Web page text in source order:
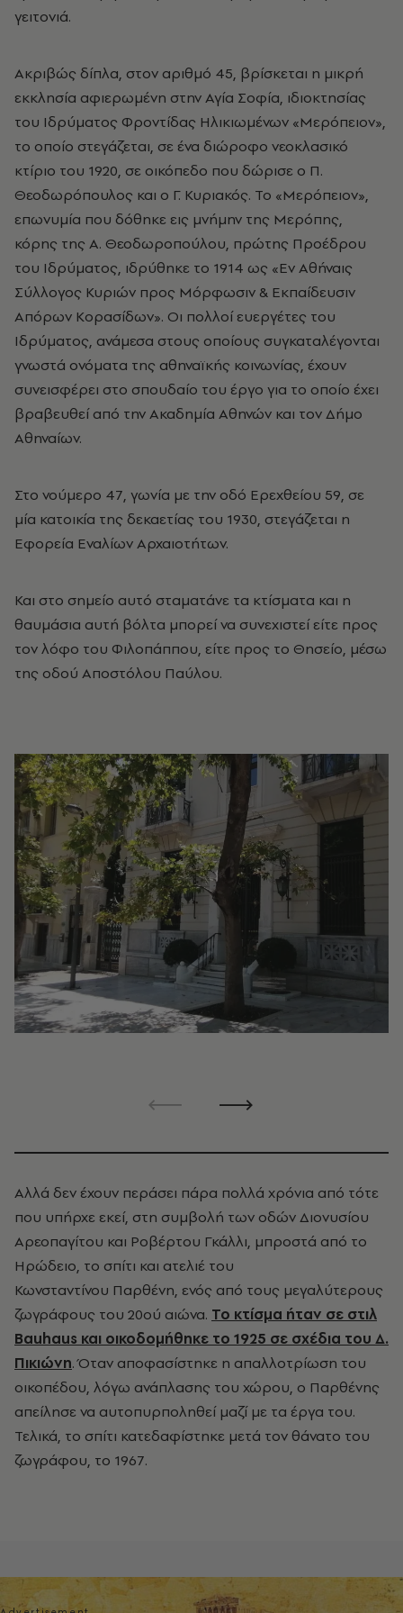
γειτονιά.
Ακριβώς δίπλα, στον αριθμό 45, βρίσκεται η μικρή
εκκλησία αφιερωμένη στην Αγία Σοφία, ιδιοκτησίας
του Ιδρύματος Φροντίδας Ηλικιωμένων «Μερόπειον»,
το οποίο στεγάζεται, σε ένα διώροφο νεοκλασικό
κτίριο του 1920, σε οικόπεδο που δώρισε ο Π.
Θεοδωρόπουλος και ο Γ. Κυριακός. Το «Μερόπειον»,
επωνυμία που δόθηκε εις μνήμην της Μερόπης,
κόρης της Α. Θεοδωροπούλου, πρώτης Προέδρου
του Ιδρύματος, ιδρύθηκε το 1914 ως «Εν Αθήναις
Σύλλογος Κυριών προς Μόρφωσιν & Εκπαίδευσιν
Απόρων Κορασίδων». Οι πολλοί ευεργέτες του
Ιδρύματος, ανάμεσα στους οποίους συγκαταλέγονται
γνωστά ονόματα της αθηναϊκής κοινωνίας, έχουν
συνεισφέρει στο σπουδαίο του έργο για το οποίο έχει
βραβευθεί από την Ακαδημία Αθηνών και τον Δήμο
Αθηναίων.
Στο νούμερο 47, γωνία με την οδό Ερεχθείου 59, σε
μία κατοικία της δεκαετίας του 1930, στεγάζεται η
Εφορεία Εναλίων Αρχαιοτήτων.
Και στο σημείο αυτό σταματάνε τα κτίσματα και η
θαυμάσια αυτή βόλτα μπορεί να συνεχιστεί είτε προς
τον λόφο του Φιλοπάππου, είτε προς το Θησείο, μέσω
της οδού Αποστόλου Παύλου.
Αλλά δεν έχουν περάσει πάρα πολλά χρόνια από τότε
που υπήρχε εκεί, στη συμβολή των οδών Διονυσίου
Αρεοπαγίτου και Ροβέρτου Γκάλλι, μπροστά από το
Ηρώδειο, το σπίτι και ατελιέ του
Κωνσταντίνου Παρθένη, ενός από τους μεγαλύτερους
ζωγράφους του 20ού αιώνα. Το κτίσμα ήταν σε στιλ
Bauhaus και οικοδομήθηκε το 1925 σε σχέδια του Δ.
Πικιώνη. Όταν αποφασίστηκε η απαλλοτρίωση του
οικοπέδου, λόγω ανάπλασης του χώρου, ο Παρθένης
απείλησε να αυτοπυρποληθεί μαζί με τα έργα του.
Τελικά, το σπίτι κατεδαφίστηκε μετά τον θάνατο του
ζωγράφου, το 1967.